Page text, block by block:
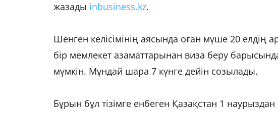
жазады inbusiness.kz.
Шенген келісімінің аясында оған мүше 20 елдің
бір мемлекет азаматтарынан виза беру
мүмкін. Мұндай шара 7 күнге дейін созылады.
Бұрын бұл тізімге енбеген Қазақстан 1 наурыздан